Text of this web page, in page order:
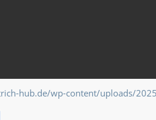
hub.de/wp-content/uploads/